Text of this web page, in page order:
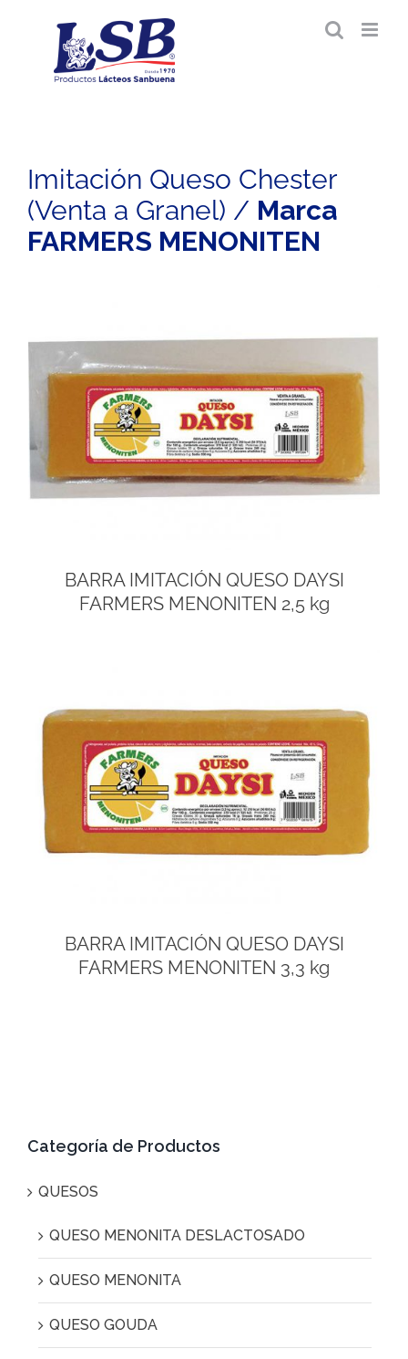
contenido
Imitación Queso Chester
(Venta a Granel) / Marca
FARMERS MENONITEN
BARRA IMITACIÓN QUESO DAYSI
FARMERS MENONITEN 2,5 kg
BARRA IMITACIÓN QUESO DAYSI
FARMERS MENONITEN 3,3 kg
Categoría de Productos
QUESOS
QUESO MENONITA DESLACTOSADO
QUESO MENONITA
QUESO GOUDA